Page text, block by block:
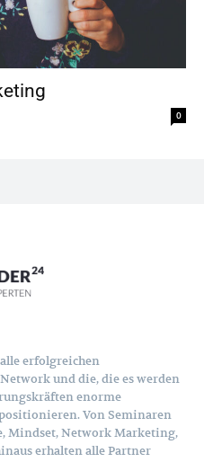
0
erfolgreichen
und die, die es werden
enorme
Von Seminaren
Mindset, Network Marketing,
erhalten alle Partner